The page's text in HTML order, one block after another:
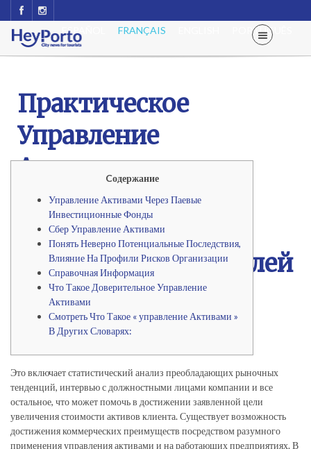
PORTUGUÊS
FRANÇAIS
ESPAÑOL
Практическое
Управление
Активами,
Обеспечивающее
Достижение
Корпоративных Целей
Cодержание
Управление Активами Через Паевые
Инвестиционные Фонды
Сбер Управление Активами
Понять Неверно Потенциальные Последствия,
Влияние На Профили Рисков Организации
Справочная Информация
Что Такое Доверительное Управление
Активами
Смотреть Что Такое « управление Активами »
В Других Словарях:
Это включает статистический анализ преобладающих рыночных
тенденций, интервью с должностными лицами компании и все
остальное, что может помочь в достижении заявленной цели
увеличения стоимости активов клиента. Существует возможность
достижения коммерческих преимуществ посредством разумного
применения управления активами и на работающих предприятиях. В